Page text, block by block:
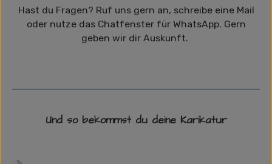
Hast du Fragen? Ruf uns gern an, schreibe eine Mail
oder nutze das Chatfenster für WhatsApp. Gern
geben wir dir Auskunft.
Und so bekommst du deine Karikatur